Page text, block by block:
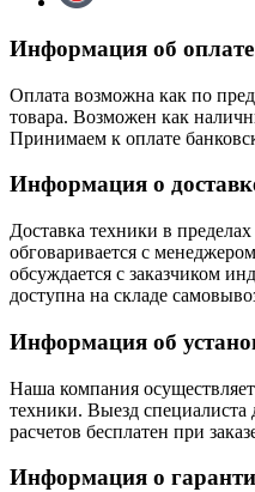
Информация об оплате
Оплата возможна как по
товара. Возможен как
Принимаем к оплате
Информация о
Доставка техники в
обговаривается с
обсуждается с заказчиком
доступна на складе
Информация об
Наша компания
техники. Выезд специалиста
расчетов бесплатен при
Информация о